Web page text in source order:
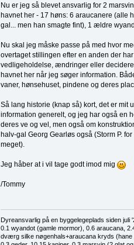
Nu er jeg så blevet ansvarlig for 2
havnet her - 17 høns: 6 araucanere (alle
gal... men han smagte fint), 1 ældre
Nu skal jeg måske passe på med hvor
overtaget stillingen efter en anden der
vedligeholdelse, ændringer eller
havnet her når jeg søger information.
vaner, hønsehuset, pindene og deres
Så lang historie (knap så) kort, det er
information generelt, og jeg har også en
deres ve og vel, men også om
halv-gal Georg Gearløs også (Storm P.
meget).
Jeg håber at i vil tage godt imod mig
/Tommy
Dyreansvarlig på en byggelegeplads siden juli
0.1 wyandot (gamle mormor), 0.6 araucana,
dværg silke nøgenhals+araucana kryds